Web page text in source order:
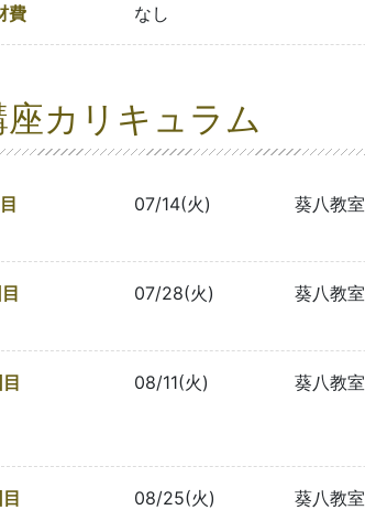
費 なし
座カリキュラム
07/14(火) 葵八教室
07/28(火) 葵八教室
08/11(火) 葵八教室
08/25(火) 葵八教室